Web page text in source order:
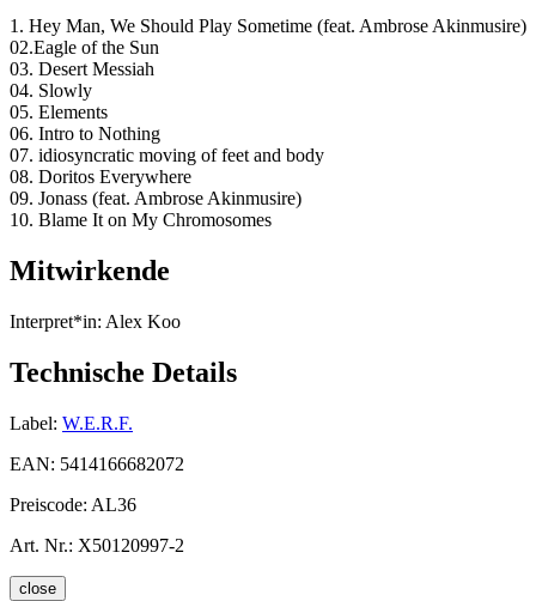
1. Hey Man, We Should Play Sometime (feat. Ambrose Akinmusire)
02.Eagle of the Sun
03. Desert Messiah
04. Slowly
05. Elements
06. Intro to Nothing
07. idiosyncratic moving of feet and body
08. Doritos Everywhere
09. Jonass (feat. Ambrose Akinmusire)
10. Blame It on My Chromosomes
Mitwirkende
Interpret*in: Alex Koo
Technische Details
Label: W.E.R.F.
EAN: 5414166682072
Preiscode: AL36
Art. Nr.: X50120997-2
close